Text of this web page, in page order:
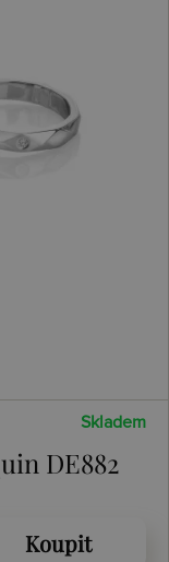
Skladem
DE882
Koupit